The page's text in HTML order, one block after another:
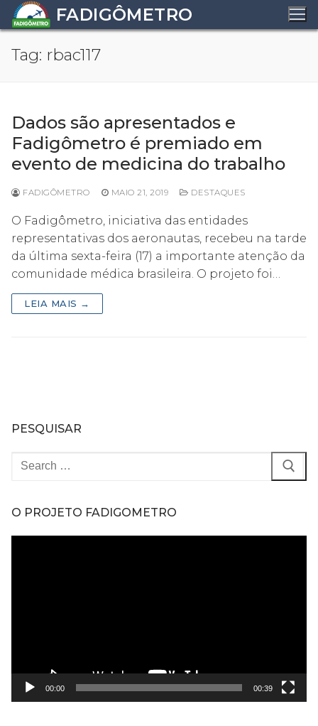
Pular
para
conteúdo
FADIGÔMETRO
Tag: rbac117
Dados são apresentados e
Fadigômetro é premiado em
evento de medicina do trabalho
FADIGÔMETRO MAIO 21, 2019 DESTAQUES
O Fadigômetro, iniciativa das entidades
representativas dos aeronautas, recebeu na tarde
da última sexta-feira (17) a importante atenção da
comunidade médica brasileira. O projeto foi…
LEIA MAIS →
PESQUISAR
Pesquisar
O PROJETO FADIGOMETRO
00:00 00:39